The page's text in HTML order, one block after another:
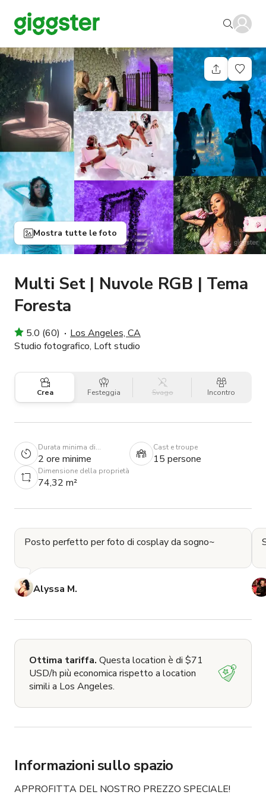
Mostra tutte le foto
Multi Set | Nuvole RGB | Tema
Foresta
5.0 (60)
Los Angeles, CA
Studio fotografico, Loft studio
Crea Festeggia Svago Incontro
Durata minima di
prenotazione
2 ore minime
Cast e troupe
15 persone
Dimensione della proprietà
74,32 m²
Posto perfetto per foto di cosplay da sogno~
Alyssa M.
Ottima tariffa. Questa location è di $71
USD/h più economica rispetto a location
simili a Los Angeles.
Informazioni sullo spazio
APPROFITTA DEL NOSTRO PREZZO SPECIALE!